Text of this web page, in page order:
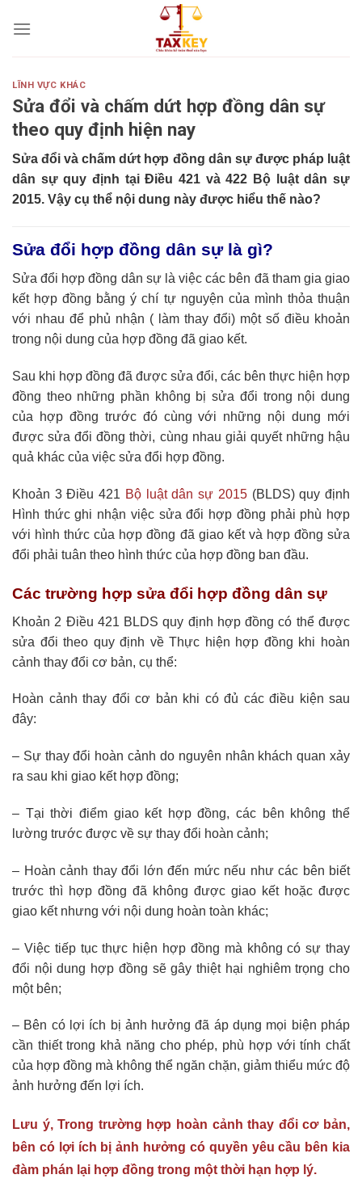
LĨNH VỰC KHÁC
Sửa đổi và chấm dứt hợp đồng dân sự
theo quy định hiện nay
Sửa đổi và chấm dứt hợp đồng dân sựđược pháp luật
dân sự quy định tại Điều 421 và 422 Bộ luật dân sự
2015. Vậy cụ thể nội dung này được hiểu thế nào?
Sửa đổi hợp đồng dân sự là gì?
Sửa đổi hợp đồng dân sự là việc các bên đã tham gia giao
kết hợp đồng bằng ý chí tự nguyện của mình thỏa thuận
với nhau để phủ nhận ( làm thay đổi) một số điều khoản
trong nội dung của hợp đồng đã giao kết.
Sau khi hợp đồng đã được sửa đổi, các bên thực hiện hợp
đồng theo những phần không bị sửa đổi trong nội dung
của hợp đồng trước đó cùng với những nội dung mới
được sửa đổi đồng thời, cùng nhau giải quyết những hậu
quả khác của việc sửa đổi hợp đồng.
Khoản 3 Điều 421 Bộ luật dân sự 2015(BLDS) quy định
Hình thức ghi nhận việc sửa đổi hợp đồng phải phù hợp
với hình thức của hợp đồng đã giao kết và hợp đồng sửa
đổi phải tuân theo hình thức của hợp đồng ban đầu.
Các trường hợp sửa đổi hợp đồng dân sự
Khoản 2 Điều 421 BLDS quy định hợp đồng có thể được
sửa đổi theo quy định về Thực hiện hợp đồng khi hoàn
cảnh thay đổi cơ bản, cụ thể:
Hoàn cảnh thay đổi cơ bản khi có đủ các điều kiện sau
đây:
– Sự thay đổi hoàn cảnh do nguyên nhân khách quan xảy
ra sau khi giao kết hợp đồng;
– Tại thời điểm giao kết hợp đồng, các bên không thể
lường trước được về sự thay đổi hoàn cảnh;
– Hoàn cảnh thay đổi lớn đến mức nếu như các bên biết
trước thì hợp đồng đã không được giao kết hoặc được
giao kết nhưng với nội dung hoàn toàn khác;
– Việc tiếp tục thực hiện hợp đồng mà không có sự thay
đổi nội dung hợp đồng sẽ gây thiệt hại nghiêm trọng cho
một bên;
– Bên có lợi ích bị ảnh hưởng đã áp dụng mọi biện pháp
cần thiết trong khả năng cho phép, phù hợp với tính chất
của hợp đồng mà không thể ngăn chặn, giảm thiểu mức độ
ảnh hưởng đến lợi ích.
Lưu ý,Trong trường hợp hoàn cảnh thay đổi cơ bản,
bên có lợi ích bị ảnh hưởng có quyền yêu cầu bên kia
đàm phán lại hợp đồng trong một thời hạn hợp lý.